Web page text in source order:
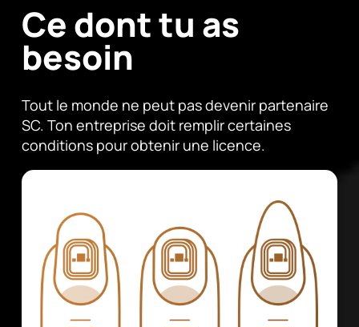
Ce dont tu as
besoin
Tout le monde ne peut pas devenir partenaire
SC. Ton entreprise doit remplir certaines
conditions pour obtenir une licence.